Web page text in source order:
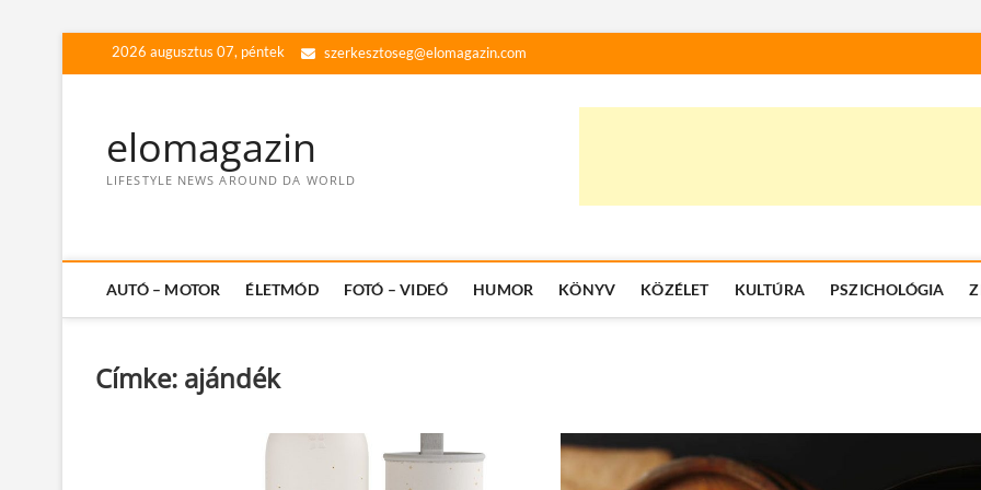
2026 augusztus 07, péntek szerkesztoseg@elomagazin.com
elomagazin
LIFESTYLE NEWS AROUND DA WORLD
AUTÓ – MOTOR ÉLETMÓD FOTÓ – VIDEÓ HUMOR KÖNYV KÖZÉLET KULTÚRA PSZICHOLÓGIA
Címke: ajándék